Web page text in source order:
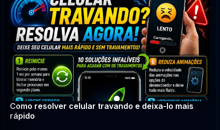
Como resolver celular travando e deixa-lo mais
rápido